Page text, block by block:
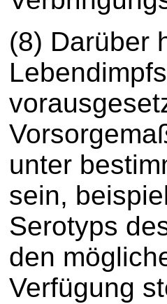
(8) Darüber
unter
sein,
Serotyps
den
Verfügung